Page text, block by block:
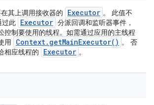
在其上调用接收器的 Executor 。 此值不
过此 Executor 分派回调和监听器事件，
控制要使用的线程。如需通过应用的主线程
用
Context. getMainExecutor( ) 。 否
相应线程的
Executor 。